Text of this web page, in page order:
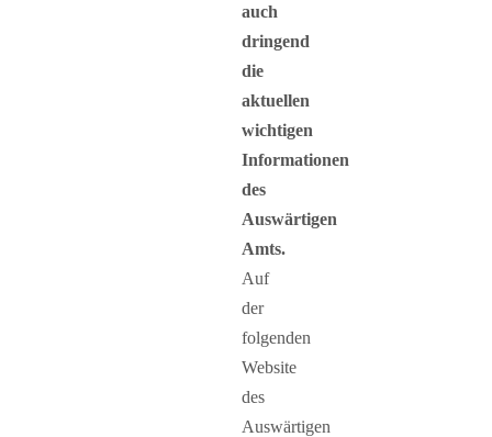
auch
dringend
die
aktuellen
wichtigen
Informationen
des
Auswärtigen
Amts.
Auf
der
folgenden
Website
des
Auswärtigen